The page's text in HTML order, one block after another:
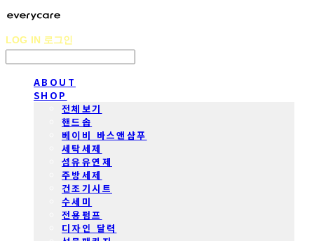
LOG IN 로그인
ABOUT
SHOP
전체보기
핸드솝
베이비 바스앤샴푸
세탁세제
섬유유연제
주방세제
건조기시트
수세미
전용펌프
디자인 달력